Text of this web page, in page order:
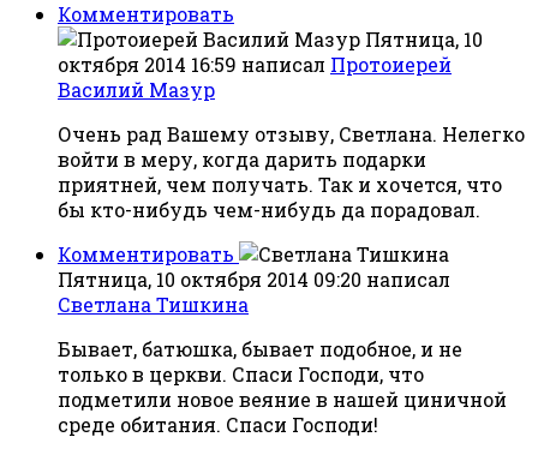
Комментировать
Пятница, 10
октября 2014 16:59 написал Протоиерей
Василий Мазур
Очень рад Вашему отзыву, Светлана. Нелегко
войти в меру, когда дарить подарки
приятней, чем получать. Так и хочется, что
бы кто-нибудь чем-нибудь да порадовал.
Комментировать
Пятница, 10 октября 2014 09:20 написал
Светлана Тишкина
Бывает, батюшка, бывает подобное, и не
только в церкви. Спаси Господи, что
подметили новое веяние в нашей циничной
среде обитания. Спаси Господи!